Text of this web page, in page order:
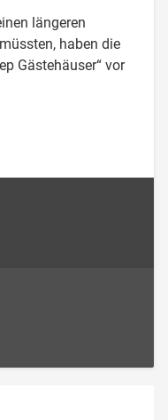
längeren
haben die
Gästehäuser“ vor